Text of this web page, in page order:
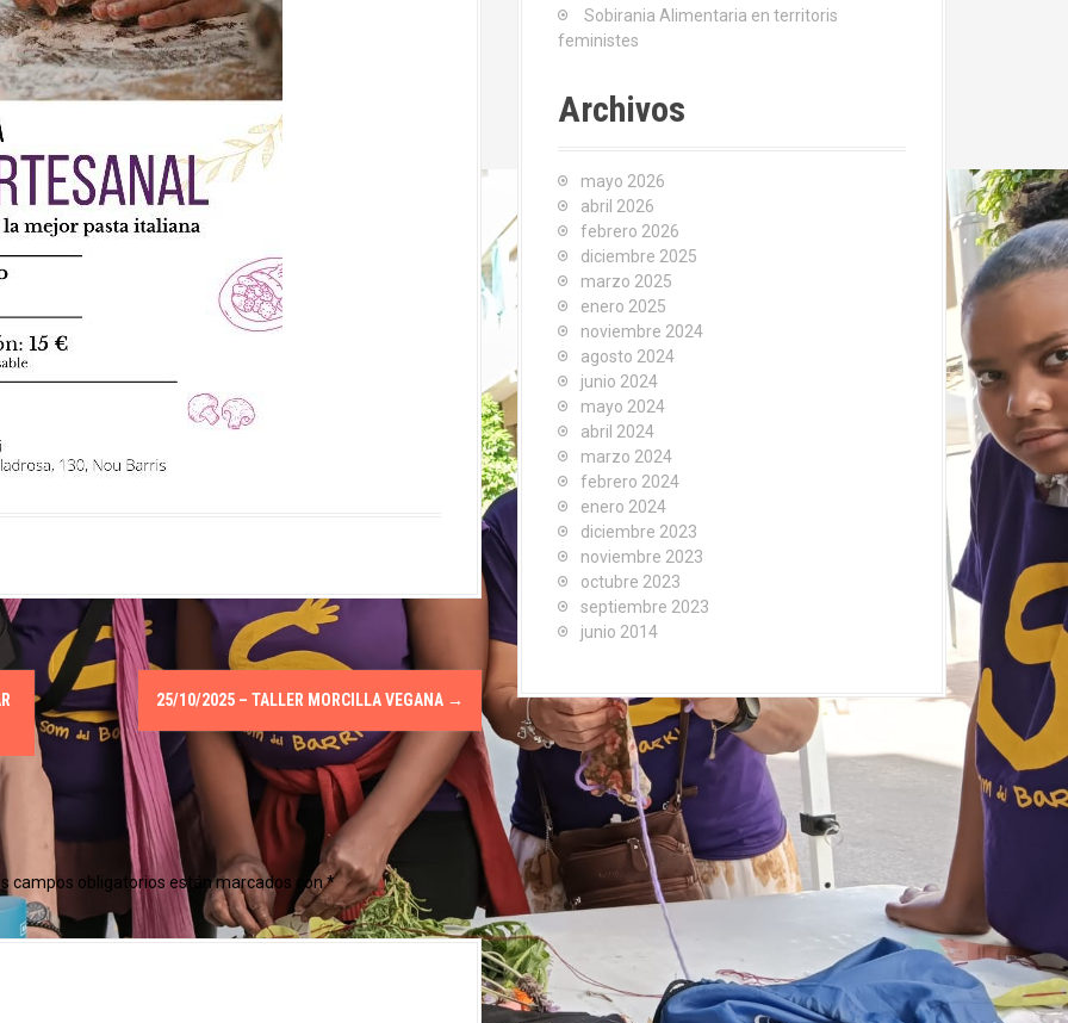
25/10/2025 – TALLER MORCILLA VEGANA →
campos obligatorios están marcados con*
Sobirania Alimentaria en territoris
feministes
Archivos
mayo 2026
abril 2026
febrero 2026
diciembre 2025
marzo 2025
enero 2025
noviembre 2024
agosto 2024
junio 2024
mayo 2024
abril 2024
marzo 2024
febrero 2024
enero 2024
diciembre 2023
noviembre 2023
octubre 2023
septiembre 2023
junio 2014